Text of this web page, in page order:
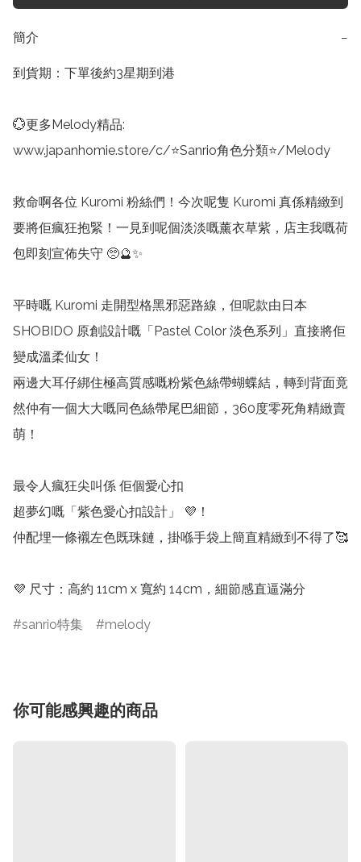
簡介 −
到貨期：下單後約3星期到港
💮更多Melody精品:
www.japanhomie.store/c/⭐Sanrio角色分類⭐/Melody
救命啊各位 Kuromi 粉絲們！今次呢隻 Kuromi 真係精緻到
要將佢瘋狂抱緊！一見到呢個淡淡嘅薰衣草紫，店主我嘅荷
包即刻宣佈失守 🥺🔮✨
平時嘅 Kuromi 走開型格黑邪惡路線，但呢款由日本
SHOBIDO 原創設計嘅「Pastel Color 淡色系列」直接將佢
變成溫柔仙女！
兩邊大耳仔綁住極高質感嘅粉紫色絲帶蝴蝶結，轉到背面竟
然仲有一個大大嘅同色絲帶尾巴細節，360度零死角精緻賣
萌！
最令人瘋狂尖叫係 佢個愛心扣
超夢幻嘅「紫色愛心扣設計」 💜！
仲配埋一條襯左色既珠鏈，掛喺手袋上簡直精緻到不得了🥰
💜 尺寸：高約 11cm x 寬約 14cm，細節感直逼滿分
sanrio特集 melody
你可能感興趣的商品